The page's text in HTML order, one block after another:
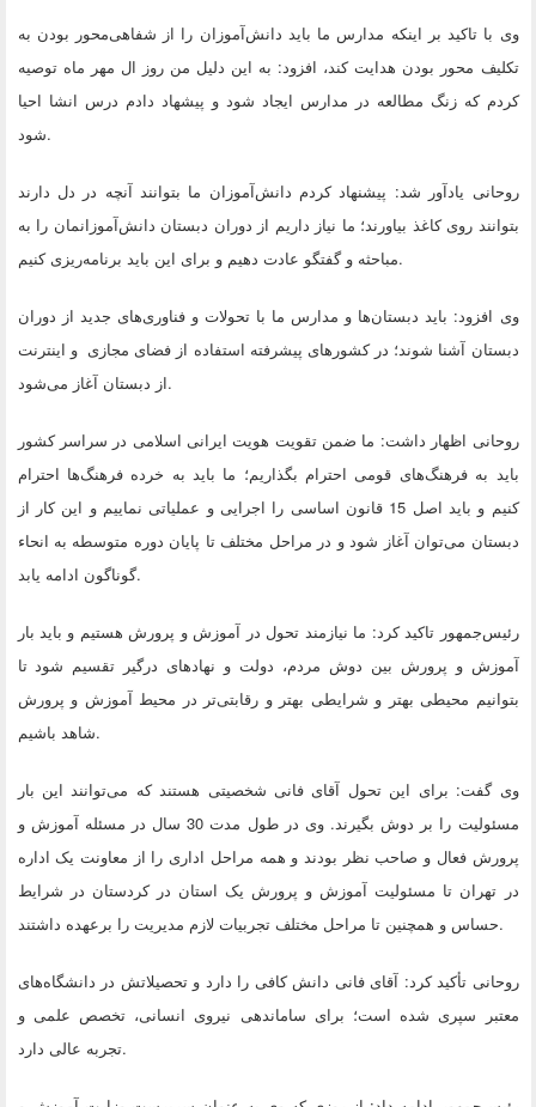
وی با تاکید بر اینکه مدارس ما باید دانش‌آموزان را از شفاهی‌محور بودن به
تکلیف محور بودن هدایت کند، افزود: به این دلیل من روز ال مهر ماه توصیه
کردم که زنگ مطالعه در مدارس ایجاد شود و پیشهاد دادم درس انشا احیا
شود.
روحانی یادآور شد: پیشنهاد کردم دانش‌آموزان ما بتوانند آنچه در دل دارند
بتوانند روی کاغذ بیاورند؛ ما نیاز داریم از دوران دبستان دانش‌آموزانمان را به
مباحثه و گفتگو عادت دهیم و برای این باید برنامه‌ریزی کنیم.
وی افزود: باید دبستان‌ها و مدارس ما با تحولات و فناوری‌های جدید از دوران
دبستان آشنا شوند؛ در کشورهای پیشرفته استفاده از فضای مجازی و اینترنت
از دبستان آغاز می‌شود.
روحانی اظهار داشت: ما ضمن تقویت هویت ایرانی اسلامی در سراسر کشور
باید به فرهنگ‌های قومی احترام بگذاریم؛ ما باید به خرده فرهنگ‌ها احترام
کنیم و باید اصل 15 قانون اساسی را اجرایی و عملیاتی نماییم و این کار از
دبستان می‌توان آغاز شود و در مراحل مختلف تا پایان دوره متوسطه به انحاء
گوناگون ادامه یابد.
رئیس‌جمهور تاکید کرد: ما نیازمند تحول در آموزش و پرورش هستیم و باید بار
آموزش و پرورش بین دوش مردم، دولت و نهادهای درگیر تقسیم شود تا
بتوانیم محیطی بهتر و شرایطی بهتر و رقابتی‌تر در محیط آموزش و پرورش
شاهد باشیم.
وی گفت: برای این تحول آقای فانی شخصیتی هستند که می‌توانند این بار
مسئولیت را بر دوش بگیرند. وی در طول مدت 30 سال در مسئله آموزش و
پرورش فعال و صاحب نظر بودند و همه مراحل اداری را از معاونت یک اداره
در تهران تا مسئولیت آموزش و پرورش یک استان در کردستان در شرایط
حساس و همچنین تا مراحل مختلف تجربیات لازم مدیریت را برعهده داشتند.
روحانی تأکید کرد: آقای فانی دانش کافی را دارد و تحصیلاتش در دانشگاه‌های
معتبر سپری شده است؛ برای ساماندهی نیروی انسانی، تخصص علمی و
تجربه عالی دارد.